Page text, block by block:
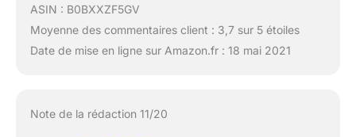
ASIN : B0BXXZF5GV
Moyenne des commentaires client : 3,7 sur 5 étoiles
Date de mise en ligne sur Amazon.fr : 18 mai 2021
Note de la rédaction 11/20